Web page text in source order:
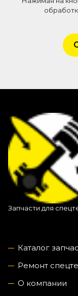
Запчасти для
Каталог
Ремонт
О компании